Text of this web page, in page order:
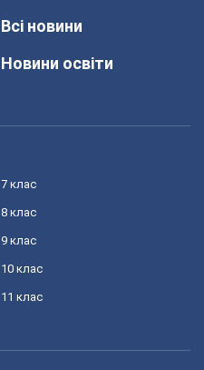
Всі новини
Новини освіти
7 клас
8 клас
9 клас
10 клас
11 клас